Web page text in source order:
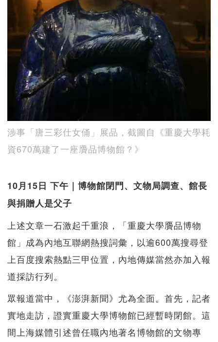
涉事「唐三彩仕女俑」展品，截圖自《重慶大學耗
資670萬建了一座贗品博物館？》
10月15日 下午｜博物館閉門、文物局調查、館長
與捐贈人是父子
上述文章一石激起千重浪，「重慶大學贗品博物
館」成為內地互聯網熱搜詞彙，以逾600萬搜尋登
上百度搜索熱點三甲位置，內地傳媒當然亦加入報
道採訪行列。
眾報道當中，《澎湃新聞》尤為全面。首先，記者
實地走訪，證實重慶大學博物館已經暫時閉館。這
間上海媒體引述曾任職內地著名博物館的文物專